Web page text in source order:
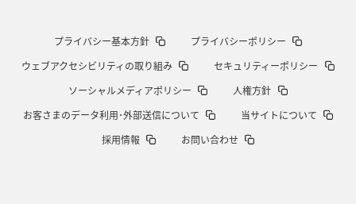
プライバシー基本方針
プライバシーポリシー
ウェブアクセシビリティの取り組み
セキュリティーポリシー
ソーシャルメディアポリシー
人権方針
お客さまのデータ利用･外部送信について
当サイトについて
採用情報
お問い合わせ